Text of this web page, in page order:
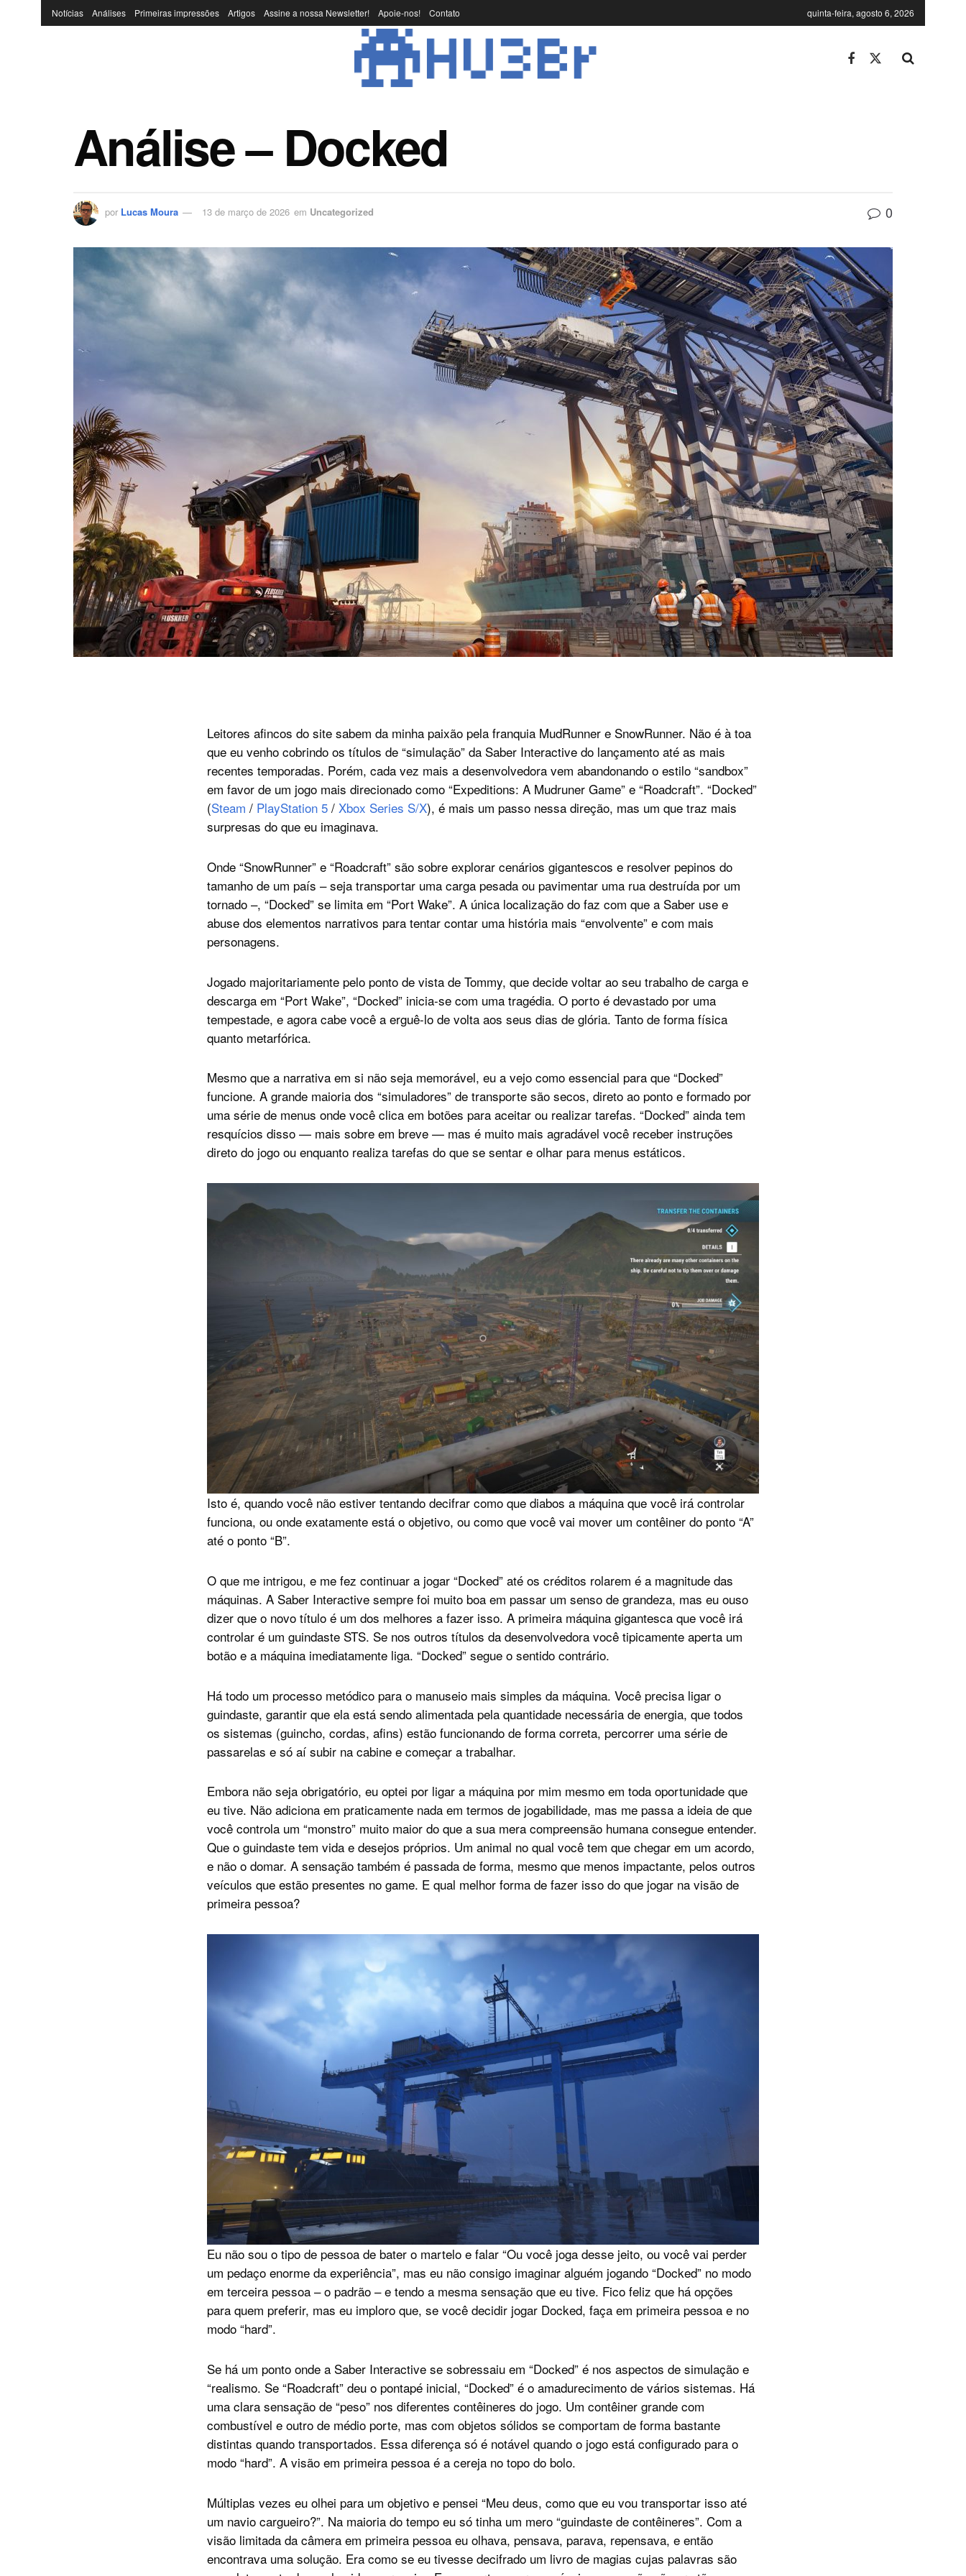
Notícias Análises Primeiras impressões Artigos Assine a nossa Newsletter! Apoie-nos! Contato quinta-feira, agosto 6, 2026
Análise – Docked
por Lucas Moura 13 de março de 2026 em Uncategorized 0
Leitores afincos do site sabem da minha paixão pela franquia MudRunner e SnowRunner. Não é à toa
que eu venho cobrindo os títulos de “simulação” da Saber Interactive do lançamento até as mais
recentes temporadas. Porém, cada vez mais a desenvolvedora vem abandonando o estilo “sandbox”
em favor de um jogo mais direcionado como “Expeditions: A Mudruner Game” e “Roadcraft”. “Docked”
(Steam / PlayStation 5 / Xbox Series S/X), é mais um passo nessa direção, mas um que traz mais
surpresas do que eu imaginava.
Onde “SnowRunner” e “Roadcraft” são sobre explorar cenários gigantescos e resolver pepinos do
tamanho de um país – seja transportar uma carga pesada ou pavimentar uma rua destruída por um
tornado –, “Docked” se limita em “Port Wake”. A única localização do faz com que a Saber use e
abuse dos elementos narrativos para tentar contar uma história mais “envolvente” e com mais
personagens.
Jogado majoritariamente pelo ponto de vista de Tommy, que decide voltar ao seu trabalho de carga e
descarga em “Port Wake”, “Docked” inicia-se com uma tragédia. O porto é devastado por uma
tempestade, e agora cabe você a erguê-lo de volta aos seus dias de glória. Tanto de forma física
quanto metarfórica.
Mesmo que a narrativa em si não seja memorável, eu a vejo como essencial para que “Docked”
funcione. A grande maioria dos “simuladores” de transporte são secos, direto ao ponto e formado por
uma série de menus onde você clica em botões para aceitar ou realizar tarefas. “Docked” ainda tem
resquícios disso — mais sobre em breve — mas é muito mais agradável você receber instruções
direto do jogo ou enquanto realiza tarefas do que se sentar e olhar para menus estáticos.
Isto é, quando você não estiver tentando decifrar como que diabos a máquina que você irá controlar
funciona, ou onde exatamente está o objetivo, ou como que você vai mover um contêiner do ponto “A”
até o ponto “B”.
O que me intrigou, e me fez continuar a jogar “Docked” até os créditos rolarem é a magnitude das
máquinas. A Saber Interactive sempre foi muito boa em passar um senso de grandeza, mas eu ouso
dizer que o novo título é um dos melhores a fazer isso. A primeira máquina gigantesca que você irá
controlar é um guindaste STS. Se nos outros títulos da desenvolvedora você tipicamente aperta um
botão e a máquina imediatamente liga. “Docked” segue o sentido contrário.
Há todo um processo metódico para o manuseio mais simples da máquina. Você precisa ligar o
guindaste, garantir que ela está sendo alimentada pela quantidade necessária de energia, que todos
os sistemas (guincho, cordas, afins) estão funcionando de forma correta, percorrer uma série de
passarelas e só aí subir na cabine e começar a trabalhar.
Embora não seja obrigatório, eu optei por ligar a máquina por mim mesmo em toda oportunidade que
eu tive. Não adiciona em praticamente nada em termos de jogabilidade, mas me passa a ideia de que
você controla um “monstro” muito maior do que a sua mera compreensão humana consegue entender.
Que o guindaste tem vida e desejos próprios. Um animal no qual você tem que chegar em um acordo,
e não o domar. A sensação também é passada de forma, mesmo que menos impactante, pelos outros
veículos que estão presentes no game. E qual melhor forma de fazer isso do que jogar na visão de
primeira pessoa?
Eu não sou o tipo de pessoa de bater o martelo e falar “Ou você joga desse jeito, ou você vai perder
um pedaço enorme da experiência”, mas eu não consigo imaginar alguém jogando “Docked” no modo
em terceira pessoa – o padrão – e tendo a mesma sensação que eu tive. Fico feliz que há opções
para quem preferir, mas eu imploro que, se você decidir jogar Docked, faça em primeira pessoa e no
modo “hard”.
Se há um ponto onde a Saber Interactive se sobressaiu em “Docked” é nos aspectos de simulação e
“realismo. Se “Roadcraft” deu o pontapé inicial, “Docked” é o amadurecimento de vários sistemas. Há
uma clara sensação de “peso” nos diferentes contêineres do jogo. Um contêiner grande com
combustível e outro de médio porte, mas com objetos sólidos se comportam de forma bastante
distintas quando transportados. Essa diferença só é notável quando o jogo está configurado para o
modo “hard”. A visão em primeira pessoa é a cereja no topo do bolo.
Múltiplas vezes eu olhei para um objetivo e pensei “Meu deus, como que eu vou transportar isso até
um navio cargueiro?”. Na maioria do tempo eu só tinha um mero “guindaste de contêineres”. Com a
visão limitada da câmera em primeira pessoa eu olhava, pensava, parava, repensava, e então
encontrava uma solução. Era como se eu tivesse decifrado um livro de magias cujas palavras são